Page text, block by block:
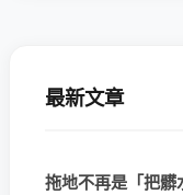
最新文章
拖地不再是「把